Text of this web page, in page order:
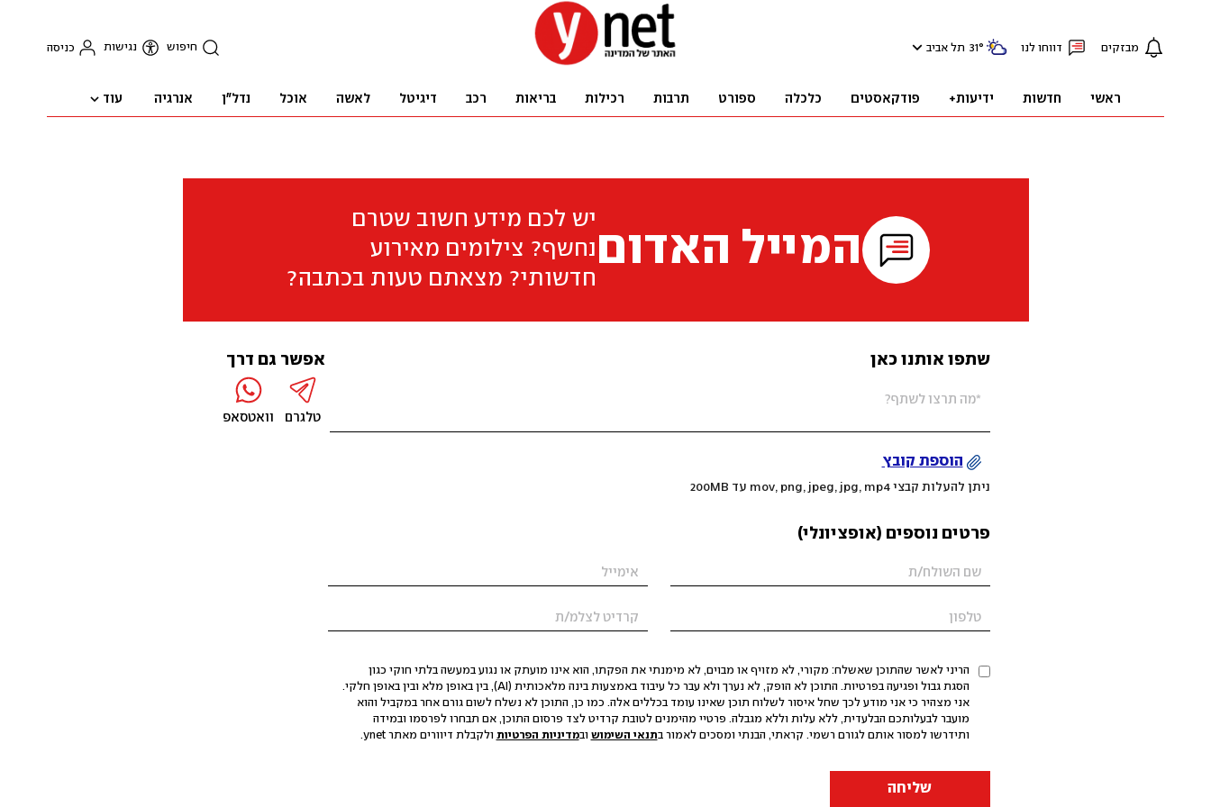
מבזקים דווחו לנו 31° תל אביב חיפוש נגישות כניסה
ראשי חדשות ידיעות+ פודקאסטים כלכלה ספורט תרבות רכילות בריאות רכב דיגיטל לאשה אוכל נדל"ן אנרגיה עוד
המייל האדום
יש לכם מידע חשוב שטרם
נחשף? צילומים מאירוע
חדשותי? מצאתם טעות בכתבה?
שתפו אותנו כאן
הוספת קובץ
ניתן להעלות קבצי mov, png, jpeg, jpg, mp4 עד 200MB
פרטים נוספים (אופציונלי)
הריני לאשר שהתוכן שאשלח: מקורי, לא מזויף או מבוים, לא מימנתי את הפקתו, הוא אינו מועתק או נגוע במעשה בלתי חוקי כגון
הסגת גבול ופגיעה בפרטיות. התוכן לא הופק, לא נערך ולא עבר כל עיבוד באמצעות בינה מלאכותית (AI), בין באופן מלא ובין באופן חלקי.
אני מצהיר כי אני מודע לכך שחל איסור לשלוח תוכן שאינו עומד בכללים אלה. כמו כן, התוכן לא נשלח לשום גורם אחר במקביל והוא
מועבר לבעלותכם הבלעדית, ללא עלות וללא מגבלה. פרטיי מהימנים לטובת קרדיט לצד פרסום התוכן, אם תבחרו לפרסמו ובמידה
ותידרשו למסור אותם לגורם רשמי. קראתי, הבנתי ומסכים לאמור בתנאי השימוש ובמדיניות הפרטיות ולקבלת דיוורים מאתר ynet.
שליחה
אפשר גם דרך
טלגרם וואטסאפ